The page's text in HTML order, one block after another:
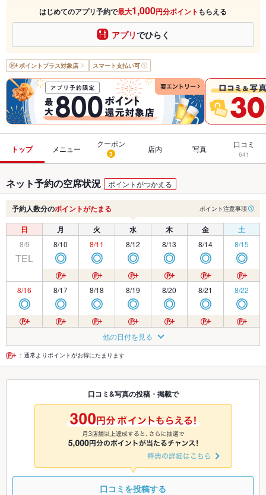
はじめてのアプリ予約で最大1,000円分ポイント もらえる
アプリでひらく
ポイントプラス対象店 スマート支払い可
トップ メニュー
クーポン
3 店内 写真 口コミ
641
ネット予約の空席状況 ポイントがつかえる
予約人数分のポイントがたまる ポイント注意事項
日 月 火 水 木 金 土
8/9
TEL
8/10
◎
8/11
◎
8/12
◎
8/13
◎
8/14
◎
8/15
◎
8/16
◎
8/17
◎
8/18
◎
8/19
◎
8/20
◎
8/21
◎
8/22
◎
◎ ◎
8/25
◎
8/26
◎
8/27
◎ ◎ ◎
8/30 8/31 9/1
◎
9/2
◎
9/3
◎
9/4 9/5
9/8
◎
9/9
◎
9/10
◎
9/11
他の日付を見る
：通常よりポイントがお得にたまります
口コミ&写真の投稿・掲載で
口コミを投稿する